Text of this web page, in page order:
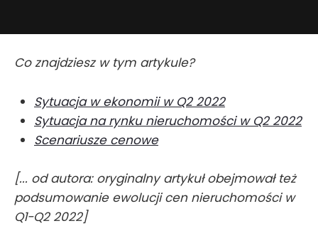
Co znajdziesz w tym artykule?
Sytuacja w ekonomii w Q2 2022
Sytuacja na rynku nieruchomości w Q2 2022
Scenariusze cenowe
[... od autora: oryginalny artykuł obejmował też
podsumowanie ewolucji cen nieruchomości w
Q1-Q2 2022]